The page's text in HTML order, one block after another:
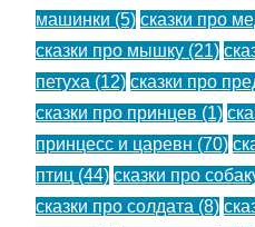
машинки (5) сказки про
сказки про мышку (21)
петуха (12) сказки про
сказки про принцев (1)
принцесс и царевн (70)
птиц (44) сказки про
сказки про солдата (8)